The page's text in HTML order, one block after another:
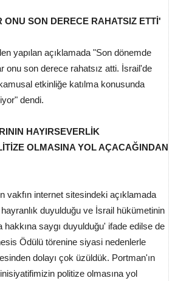
SON DERECE RAHATSIZ ETTİ'
yapılan açıklamada "Son dönemde
onu son derece rahatsız atti. İsrail'de
etkinliğe katılma konusunda
dendi.
HAYIRSEVERLİK
OLMASINA YOL AÇACAĞINDAN
vakfın internet sitesindeki açıklamada
hayranlık duyulduğu ve İsrail hükümetinin
hakkına saygı duyulduğu' ifade edilse de
Ödülü törenine siyasi nedenlerle
dolayı çok üzüldük. Portman'ın
politize olmasına yol